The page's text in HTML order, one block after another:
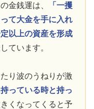
の金銭運は、
「一攫
て大金を手に入れ
以上の資産を形成
ています。
り波のうねりが激
持っている時と持っ
くなってくると予